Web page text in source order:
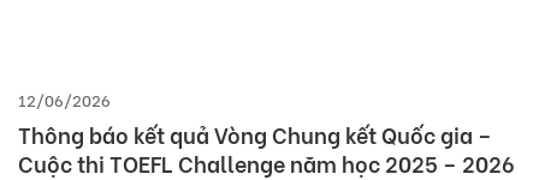
12/06/2026
Thông báo kết quả Vòng Chung kết Quốc gia –
Cuộc thi TOEFL Challenge năm học 2025 – 2026